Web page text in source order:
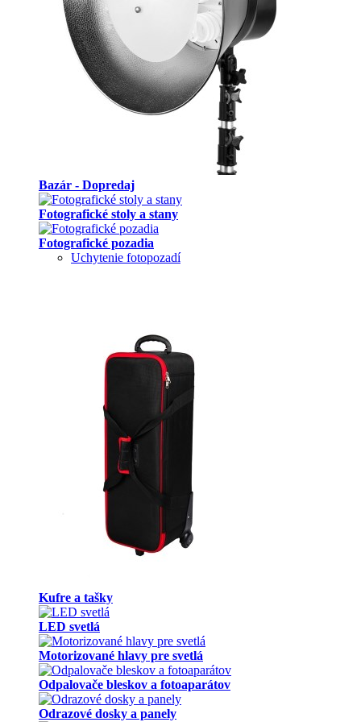
Bazár - Dopredaj
Fotografické stoly a stany
Fotografické pozadia
Uchytenie fotopozadí
Kufre a tašky
LED svetlá
Motorizované hlavy pre svetlá
Odpalovače bleskov a fotoaparátov
Odrazové dosky a panely